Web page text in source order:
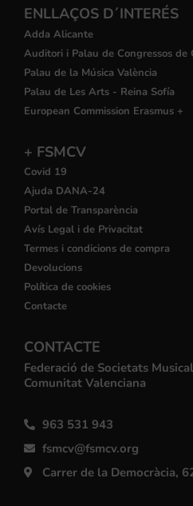
ENLLAÇOS D´INTERÉS
Adda Alicante
Auditori i Palau de Congressos de
Palau de la Música València
Palau de Les Arts - Reina Sofía
European Commission Erasmus +
+ FSMCV
Covid 19
Ajuda DANA-24
Portal de Transparència
Avís Legal i de Privacitat
Termes i condicions de compra
Devolucions
Política de cookies
Contacte
CONTACTE
Federació de Societats
Comunitat Valenciana
963 531 943
fsmcv@fsmcv.org
Carrer de la Democràcia,